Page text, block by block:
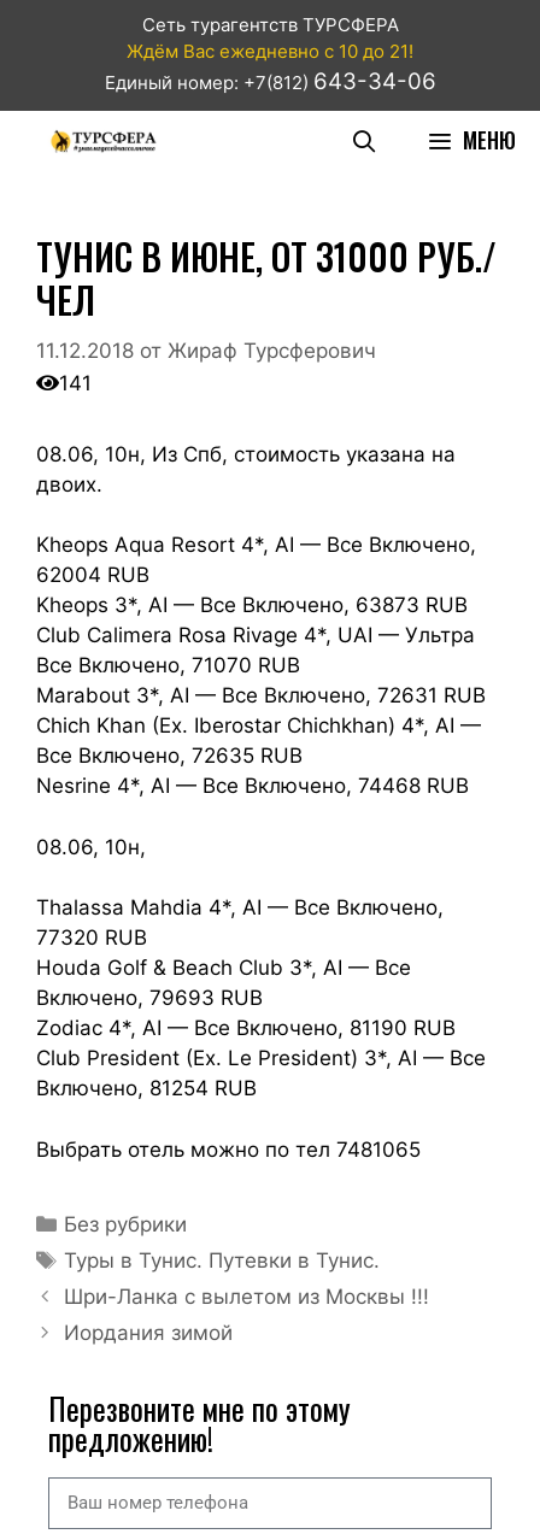
Сеть турагентств ТУРСФЕРА
Ждём Вас ежедневно с 10 до 21!
Единый номер: +7(812) 643-34-06
МЕНЮ
ТУНИС В ИЮНЕ, ОТ 31000 РУБ./
ЧЕЛ
11.12.2018 от Жираф Турсферович
141
08.06, 10н, Из Спб, стоимость указана на
двоих.
Kheops Aqua Resort 4*, AI — Все Включено,
62004 RUB
Kheops 3*, AI — Все Включено, 63873 RUB
Club Calimera Rosa Rivage 4*, UAI — Ультра
Все Включено, 71070 RUB
Marabout 3*, AI — Все Включено, 72631 RUB
Chich Khan (Ex. Iberostar Chichkhan) 4*, AI —
Все Включено, 72635 RUB
Nesrine 4*, AI — Все Включено, 74468 RUB
08.06, 10н,
Thalassa Mahdia 4*, AI — Все Включено,
77320 RUB
Houda Golf & Beach Club 3*, AI — Все
Включено, 79693 RUB
Zodiac 4*, AI — Все Включено, 81190 RUB
Club President (Ex. Le President) 3*, AI — Все
Включено, 81254 RUB
Выбрать отель можно по тел 7481065
Без рубрики
Туры в Тунис. Путевки в Тунис.
Шри-Ланка с вылетом из Москвы !!!
Иордания зимой
Перезвоните мне по этому
предложению!